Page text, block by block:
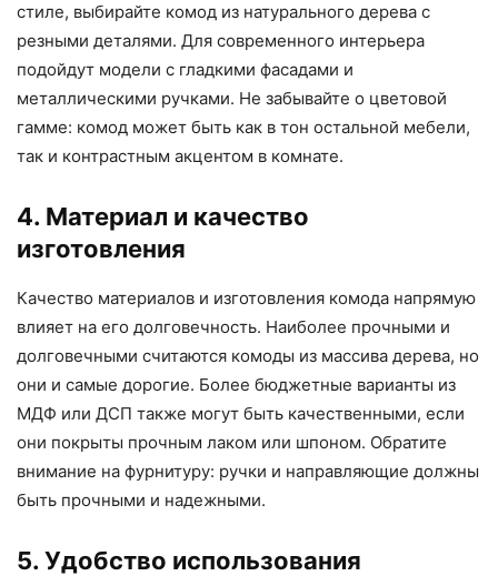
стиле, выбирайте комод из натурального дерева с
резными деталями. Для современного интерьера
подойдут модели с гладкими фасадами и
металлическими ручками. Не забывайте о цветовой
гамме: комод может быть как в тон остальной мебели,
так и контрастным акцентом в комнате.
4. Материал и качество
изготовления
Качество материалов и изготовления комода напрямую
влияет на его долговечность. Наиболее прочными и
долговечными считаются комоды из массива дерева, но
они и самые дорогие. Более бюджетные варианты из
МДФ или ДСП также могут быть качественными, если
они покрыты прочным лаком или шпоном. Обратите
внимание на фурнитуру: ручки и направляющие должны
быть прочными и надежными.
5. Удобство использования